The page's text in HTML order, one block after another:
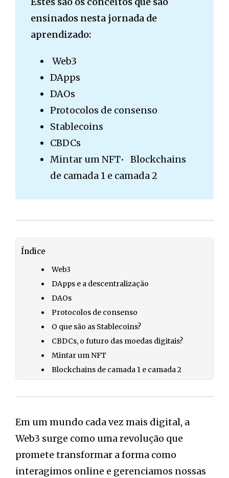
ensinados nesta jornada de
aprendizado:
Web3
DApps
DAOs
Protocolos de consenso
Stablecoins
CBDCs
Mintar um NFT• Blockchains
de camada 1 e camada 2
Índice
Web3
DApps e a descentralização
DAOs
Protocolos de consenso
O que são as Stablecoins?
CBDCs, o futuro das moedas digitais?
Mintar um NFT
Blockchains de camada 1 e camada 2
Em um mundo cada vez mais digital, a
Web3 surge como uma revolução que
promete transformar a forma como
interagimos online e gerenciamos nossas